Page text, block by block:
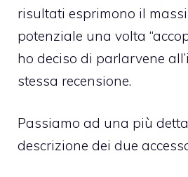
risultati esprimono il
potenziale una volta
ho deciso di parlarvene
stessa recensione.
Passiamo ad una più
descrizione dei due